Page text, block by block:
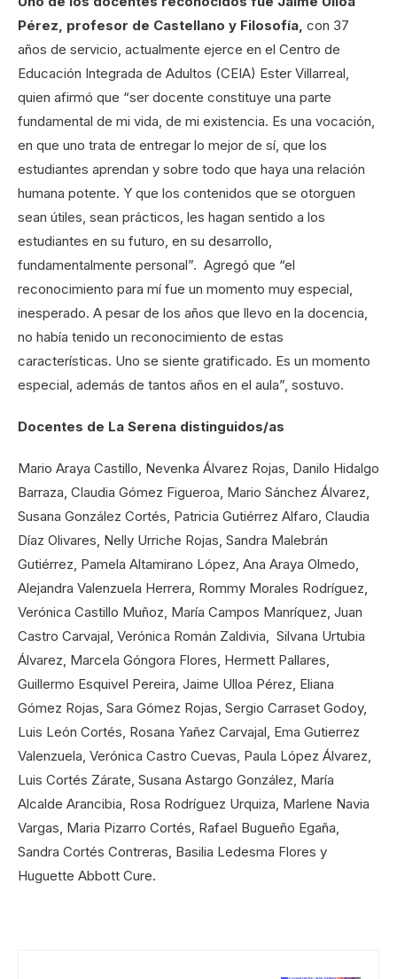
Pérez, profesor de Castellano y Filosofía, con 37
años de servicio, actualmente ejerce en el Centro de
Educación Integrada de Adultos (CEIA) Ester Villarreal,
quien afirmó que “ser docente constituye una parte
fundamental de mi vida, de mi existencia. Es una vocación,
en que uno trata de entregar lo mejor de sí, que los
estudiantes aprendan y sobre todo que haya una relación
humana potente. Y que los contenidos que se otorguen
sean útiles, sean prácticos, les hagan sentido a los
estudiantes en su futuro, en su desarrollo,
fundamentalmente personal”. Agregó que “el
reconocimiento para mí fue un momento muy especial,
inesperado. A pesar de los años que llevo en la docencia,
no había tenido un reconocimiento de estas
características. Uno se siente gratificado. Es un momento
especial, además de tantos años en el aula”, sostuvo.
Docentes de La Serena distinguidos/as
Mario Araya Castillo, Nevenka Álvarez Rojas, Danilo Hidalgo
Barraza, Claudia Gómez Figueroa, Mario Sánchez Álvarez,
Susana González Cortés, Patricia Gutiérrez Alfaro, Claudia
Díaz Olivares, Nelly Urriche Rojas, Sandra Malebrán
Gutiérrez, Pamela Altamirano López, Ana Araya Olmedo,
Alejandra Valenzuela Herrera, Rommy Morales Rodríguez,
Verónica Castillo Muñoz, María Campos Manríquez, Juan
Castro Carvajal, Verónica Román Zaldivia, Silvana Urtubia
Álvarez, Marcela Góngora Flores, Hermett Pallares,
Guillermo Esquivel Pereira, Jaime Ulloa Pérez, Eliana
Gómez Rojas, Sara Gómez Rojas, Sergio Carraset Godoy,
Luis León Cortés, Rosana Yañez Carvajal, Ema Gutierrez
Valenzuela, Verónica Castro Cuevas, Paula López Álvarez,
Luis Cortés Zárate, Susana Astargo González, María
Alcalde Arancibia, Rosa Rodríguez Urquiza, Marlene Navia
Vargas, Maria Pizarro Cortés, Rafael Bugueño Egaña,
Sandra Cortés Contreras, Basilia Ledesma Flores y
Huguette Abbott Cure.